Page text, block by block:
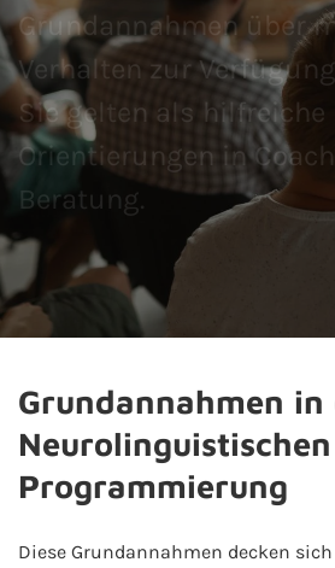
Grundannahmen über
Verhalten zur
Sie gelten als hilfreiche
Orientierungen in
Beratung.
Grundannahmen in
Neurolinguistischen
Programmierung
Diese Grundannahmen decken